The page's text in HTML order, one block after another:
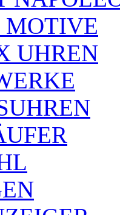
MOTIVE
UHREN